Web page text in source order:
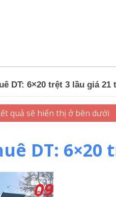
DT: 6×20 trệt 3 lầu giá 21
DT: